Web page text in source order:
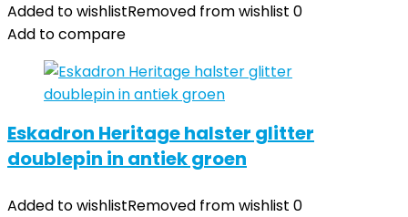
Added to wishlistRemoved from wishlist 0
Add to compare
Eskadron Heritage halster glitter
doublepin in antiek groen
Added to wishlistRemoved from wishlist 0